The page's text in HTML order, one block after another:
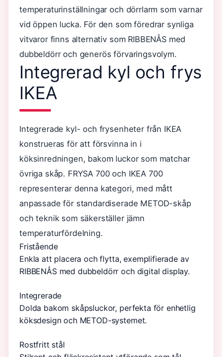
temperaturinställningar och dörrlarm som varnar
vid öppen lucka. För den som föredrar synliga
vitvaror finns alternativ som RIBBENÅS med
dubbeldörr och generös förvaringsvolym.
Integrerad kyl och frys
IKEA
Integrerade kyl- och frysenheter från IKEA
konstrueras för att försvinna in i
köksinredningen, bakom luckor som matchar
övriga skåp. FRYSA 700 och IKEA 700
representerar denna kategori, med mått
anpassade för standardiserade METOD-skåp
och teknik som säkerställer jämn
temperaturfördelning.
Fristående
Enkla att placera och flytta, exemplifierade av
RIBBENÅS med dubbeldörr och digital display.
Integrerade
Dolda bakom skåpsluckor, perfekta för enhetlig
köksdesign och METOD-systemet.
Rostfritt stål